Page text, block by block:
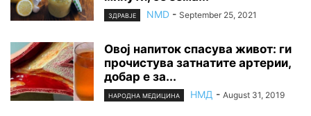
ЗДРАВЈЕ NMD - September 25, 2021
Овој напиток спасува живот: ги
прочистува затнатите артерии,
добар е за...
НАРОДНА МЕДИЦИНА НМД - August 31, 2019